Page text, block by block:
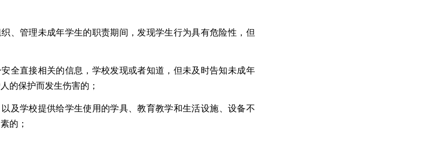
管理未成年学生的职责期间，发现学生行为具有危险性，但
直接相关的信息，学校发现或者知道，但未及时告知未成年
的保护而发生伤害的；
及学校提供给学生使用的学具、教育教学和生活设施、设备不
的；